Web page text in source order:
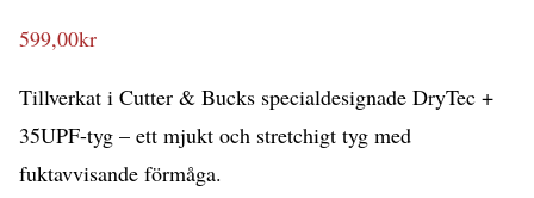
599,00kr
Tillverkat i Cutter & Bucks specialdesignade DryTec +
35UPF-tyg – ett mjukt och stretchigt tyg med
fuktavvisande förmåga.